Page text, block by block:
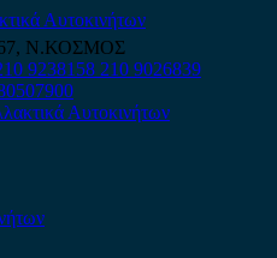
Ν.ΚΟΣΜΟΣ
9238158 210 9026839